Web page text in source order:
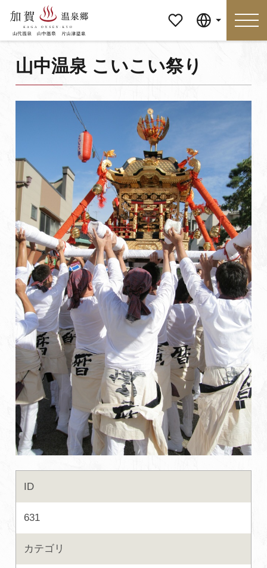
ージ
おすすめの過ごし方
食べる
おみやげ イベント
泊まる アクセス
マイページ
初めての加賀温泉郷
加賀に泊まって！北陸巡り♪
ご当地グルメ
加賀 旅先納税
FAQ
Language
お知らせ
よくあるご質問・お問い合わせ
山中温泉 こいこい祭り
ID
631
カテゴリ